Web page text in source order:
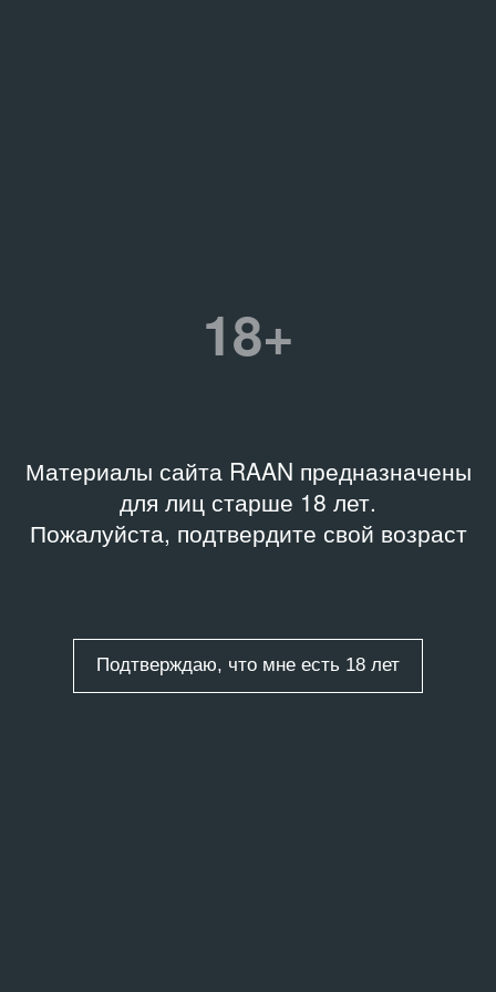
18+
Материалы сайта RAAN предназначены
для лиц старше 18 лет.
Пожалуйста, подтвердите свой возраст
Подтверждаю, что мне есть 18 лет